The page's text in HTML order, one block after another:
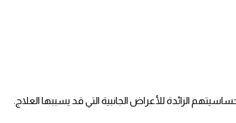
الزائدة للأعراض الجانبية التي قد يسببها العلاج.